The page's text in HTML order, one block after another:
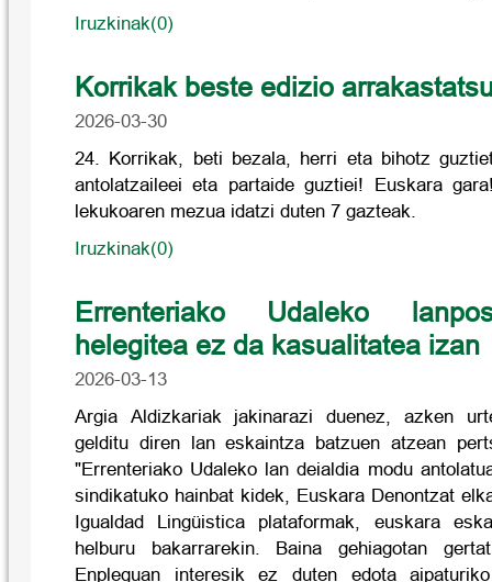
Iruzkinak(0)
Korrikak beste edizio
2026-03-30
24. Korrikak, beti bezala, herri eta bihotz
antolatzaileei eta partaide guztiei! Euskara
lekukoaren mezua idatzi duten 7 gazteak.
Iruzkinak(0)
Errenteriako Udaleko
helegitea ez da kasualitatea izan
2026-03-13
Argia Aldizkariak jakinarazi duenez, azken
gelditu diren lan eskaintza batzuen atzean
"Errenteriako Udaleko lan deialdia modu
sindikatuko hainbat kidek, Euskara Denontzat
Igualdad Lingüistica plataformak, euskara
helburu bakarrarekin. Baina gehiagotan
Enpleguan interesik ez duten edota